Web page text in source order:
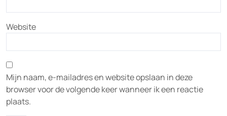
Website
Mijn naam, e-mailadres en website opslaan in deze
browser voor de volgende keer wanneer ik een reactie
plaats.